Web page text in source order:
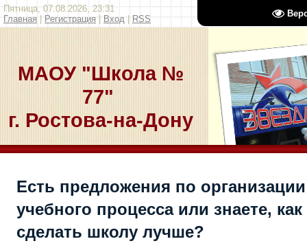
Пятница, 07.08.2026, 23:31
Главная
Регистрация Вход RSS
МАОУ "Школа №
77"
г. Ростова-на-Дону
Есть предложения по организации
учебного процесса или знаете, как
сделать школу лучше?